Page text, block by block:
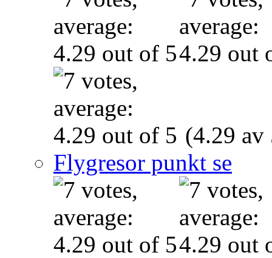
(4.29 av
Flygresor punkt se